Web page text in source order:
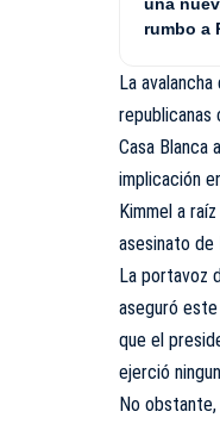
rumbo a
La
republicanas
Casa Blanca
implicación
Kimmel a
asesinato de
La portavoz
aseguró
que el
ejerció
No